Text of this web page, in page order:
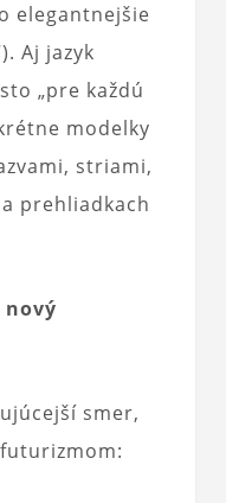
elegantnejšie
Aj jazyk
„pre každú
modelky
striami,
prehliadkach
smer,